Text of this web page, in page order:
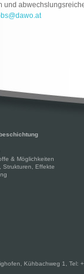
und
& Möglichkeiten
Strukturen, Effekte
Kühbachweg 1, Tel: